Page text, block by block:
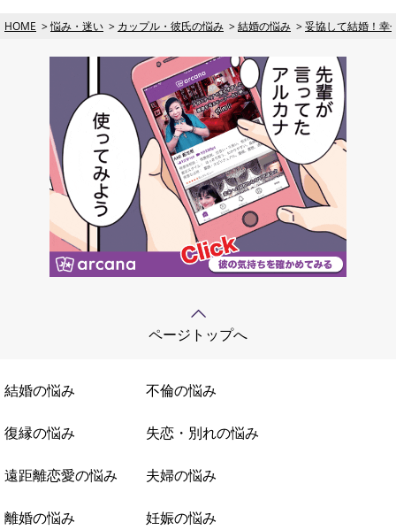
HOME 悩み・迷い カップル・彼氏の悩み 結婚の悩み 妥協して結婚！幸
ページトップへ
結婚の悩み 不倫の悩み
復縁の悩み 失恋・別れの悩み
遠距離恋愛の悩み 夫婦の悩み
離婚の悩み 妊娠の悩み